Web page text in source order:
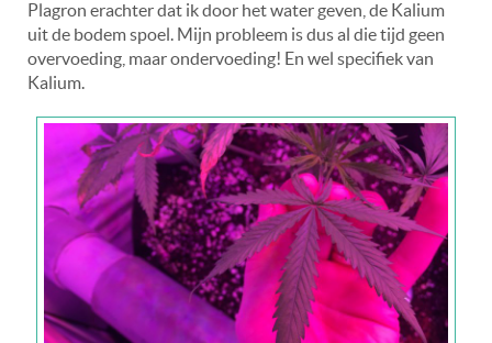
Plagron erachter dat ik door het water geven, de Kalium
uit de bodem spoel. Mijn probleem is dus al die tijd geen
overvoeding, maar ondervoeding! En wel specifiek van
Kalium.